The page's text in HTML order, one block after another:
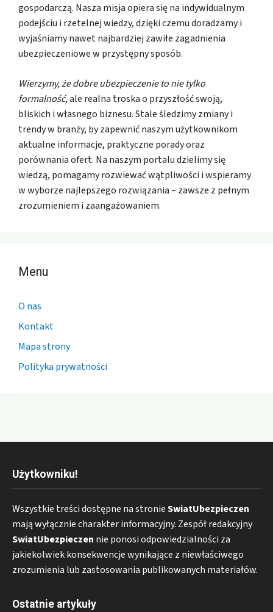
gospodarczą. Nasza misja opiera się na indywidualnym
podejściu i rzetelnej wiedzy, dzięki czemu doradzamy i
wyjaśniamy nawet najbardziej zawiłe zagadnienia
ubezpieczeniowe w przystępny sposób.
Wierzymy, że dobre ubezpieczenie to nie tylko
formalność, ale realna troska o przyszłość swoją,
bliskich i własnego biznesu. Stale śledzimy zmiany i
trendy w branży, by zapewnić naszym użytkownikom
aktualne informacje, praktyczne porady oraz
porównania ofert. Na naszym portalu dzielimy się
wiedzą, pomagamy rozwiewać wątpliwości i wspieramy
w wyborze najlepszego rozwiązania – zawsze z pełnym
zrozumieniem i zaangażowaniem.
Menu
O nas
Kontakt
Mapa strony
Polityka prywatności
Użytkowniku!
Wszystkie treści dostępne na stronieSwiatUbezpieczen
mają wyłącznie charakter informacyjny. Zespół redakcyjny
SwiatUbezpieczen nie ponosi odpowiedzialności za
jakiekolwiek konsekwencje wynikające z niewłaściwego
zrozumienia lub zastosowania publikowanych materiałów.
Ostatnie artykuły